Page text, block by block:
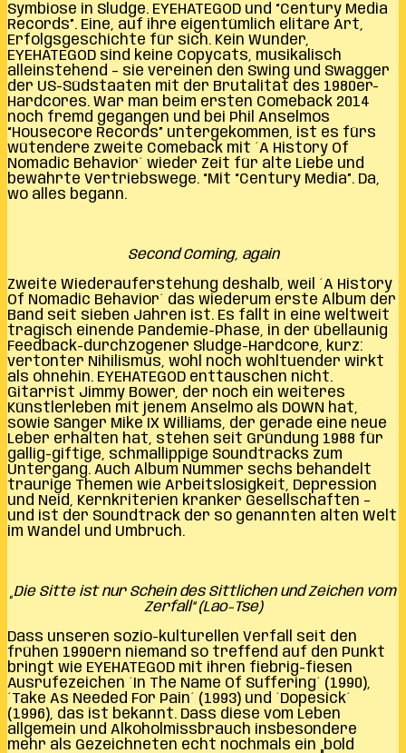
Symbiose in Sludge. EYEHATEGOD und “Century Media
Records”. Eine, auf ihre eigentümlich elitäre Art,
Erfolgsgeschichte für sich. Kein Wunder,
EYEHATEGOD sind keine Copycats, musikalisch
alleinstehend – sie vereinen den Swing und Swagger
der US-Südstaaten mit der Brutalität des 1980er-
Hardcores. War man beim ersten Comeback 2014
noch fremd gegangen und bei Phil Anselmos
“Housecore Records” untergekommen, ist es fürs
wütendere zweite Comeback mit ´A History Of
Nomadic Behavior´ wieder Zeit für alte Liebe und
bewährte Vertriebswege. “Mit “Century Media”. Da,
wo alles begann.
Second Coming, again
Zweite Wiederauferstehung deshalb, weil ´A History
Of Nomadic Behavior´ das wiederum erste Album der
Band seit sieben Jahren ist. Es fällt in eine weltweit
tragisch einende Pandemie-Phase, in der übellaunig
Feedback-durchzogener Sludge-Hardcore, kurz:
vertonter Nihilismus, wohl noch wohltuender wirkt
als ohnehin. EYEHATEGOD enttäuschen nicht.
Gitarrist Jimmy Bower, der noch ein weiteres
Künstlerleben mit jenem Anselmo als DOWN hat,
sowie Sänger Mike IX Williams, der gerade eine neue
Leber erhalten hat, stehen seit Gründung 1988 für
gallig-giftige, schmallippige Soundtracks zum
Untergang. Auch Album Nummer sechs behandelt
traurige Themen wie Arbeitslosigkeit, Depression
und Neid, Kernkriterien kranker Gesellschaften –
und ist der Soundtrack der so genannten alten Welt
im Wandel und Umbruch.
„Die Sitte ist nur Schein des Sittlichen und Zeichen vom
Zerfall“ (Lao-Tse)
Dass unseren sozio-kulturellen Verfall seit den
frühen 1990ern niemand so treffend auf den Punkt
bringt wie EYEHATEGOD mit ihren fiebrig-fiesen
Ausrufezeichen ´In The Name Of Suffering´ (1990),
´Take As Needed For Pain´ (1993) und ´Dopesick´
(1996), das ist bekannt. Dass diese vom Leben
allgemein und Alkoholmissbrauch insbesondere
mehr als Gezeichneten echt nochmals ein „bold